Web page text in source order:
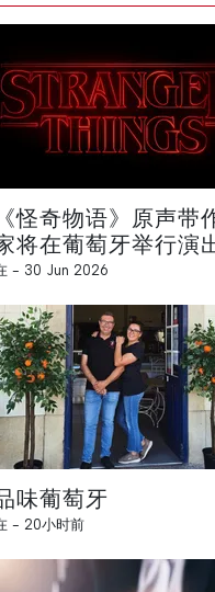
《怪奇物语》原声带
将在葡萄牙举行演
- 30 Jun 2026
味葡萄牙
- 20小时前